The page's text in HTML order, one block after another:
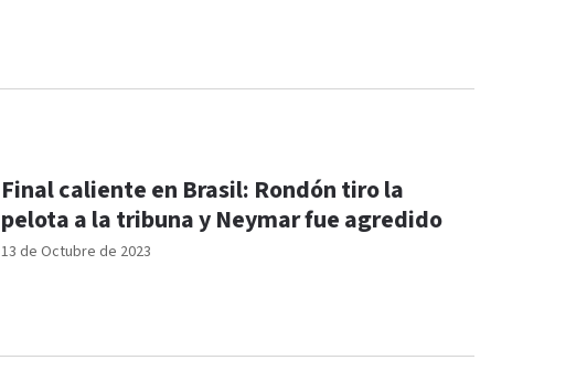
13 de Octubre de 2023
Final caliente en Brasil: Rondón tiro la
pelota a la tribuna y Neymar fue agredido